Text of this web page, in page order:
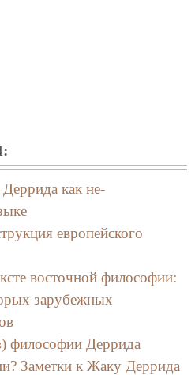
как не-
европейского
восточной философии:
зарубежных
философии Деррида
Заметки к Жаку Деррида